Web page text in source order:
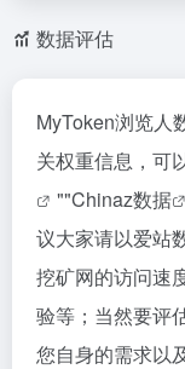
数据评估
MyToken浏览人
关权重信息，可
""Chinaz数据
议大家请以爱站
挖矿网的访问速
验等；当然要评
您自身的需求以